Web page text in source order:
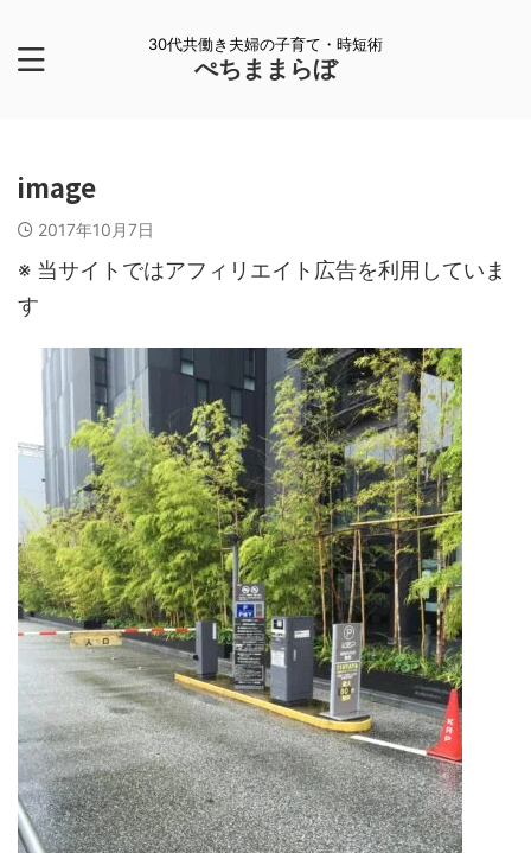
30代共働き夫婦の子育て・時短術
ぺちままらぼ
image
2017年10月7日
※ 当サイトではアフィリエイト広告を利用していま
す